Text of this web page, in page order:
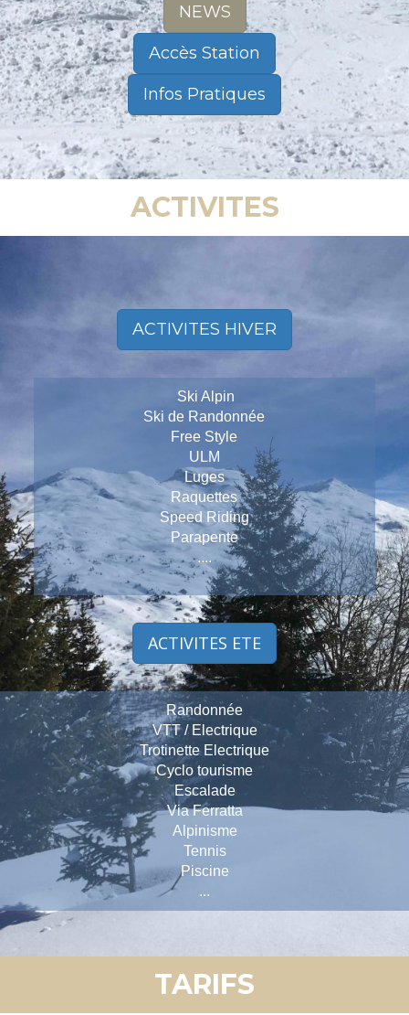
NEWS
Accès Station
Infos Pratiques
ACTIVITES
ACTIVITES HIVER
Ski Alpin
Ski de Randonnée
Free Style
ULM
Luges
Raquettes
Speed Riding
Parapente
....
ACTIVITES ETE
Randonnée
VTT / Electrique
Trotinette Electrique
Cyclo tourisme
Escalade
Via Ferratta
Alpinisme
Tennis
Piscine
...
TARIFS